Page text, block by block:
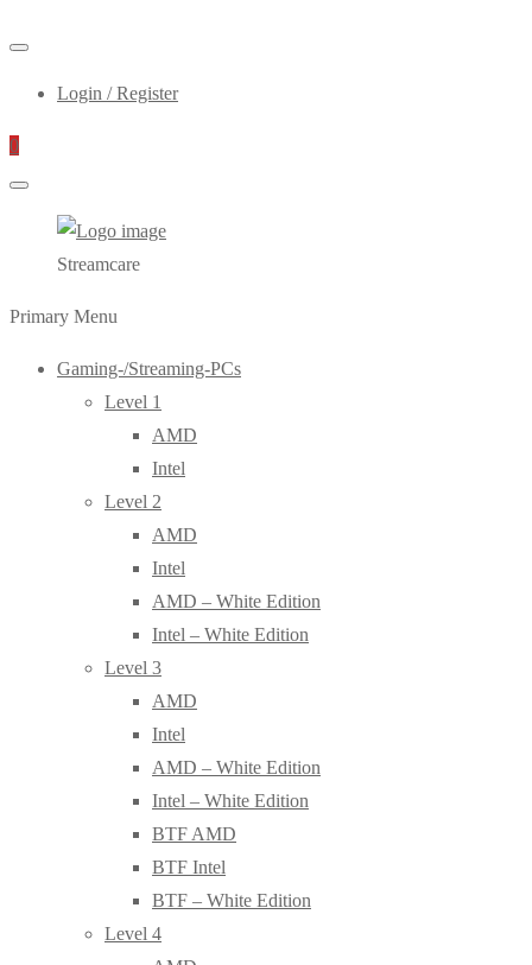
Login / Register
0
Streamcare
Primary Menu
Gaming-/Streaming-PCs
Level 1
AMD
Intel
Level 2
AMD
Intel
AMD – White Edition
Intel – White Edition
Level 3
AMD
Intel
AMD – White Edition
Intel – White Edition
BTF AMD
BTF Intel
BTF – White Edition
Level 4